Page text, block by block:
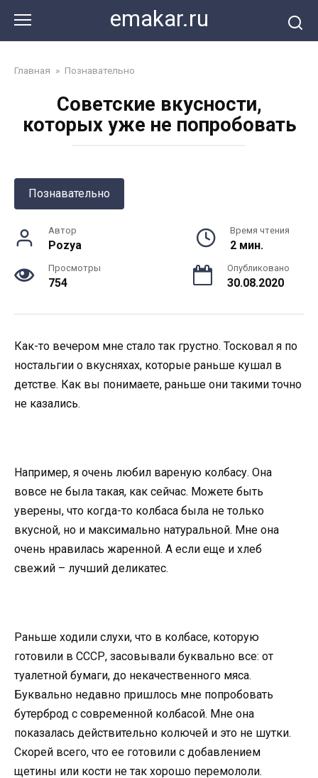
контенту
emakar.ru
Главная » Познавательно
Советские вкусности,
которых уже не попробовать
Познавательно
Автор
Pozya
Время чтения
2 мин.
Просмотры
754
Опубликовано
30.08.2020
Как-то вечером мне стало так грустно. Тосковал я по
ностальгии о вкусняхах, которые раньше кушал в
детстве. Как вы понимаете, раньше они такими точно
не казались.
Например, я очень любил вареную колбасу. Она
вовсе не была такая, как сейчас. Можете быть
уверены, что когда-то колбаса была не только
вкусной, но и максимально натуральной. Мне она
очень нравилась жаренной. А если еще и хлеб
свежий – лучший деликатес.
Раньше ходили слухи, что в колбасе, которую
готовили в СССР, засовывали буквально все: от
туалетной бумаги, до некачественного мяса.
Буквально недавно пришлось мне попробовать
бутерброд с современной колбасой. Мне она
показалась действительно колючей и это не шутки.
Скорей всего, что ее готовили с добавлением
щетины или кости не так хорошо перемололи.